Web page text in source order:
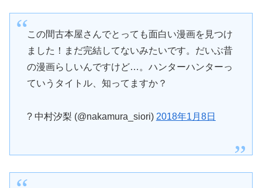
この間古本屋さんでとっても面白い漫画を見つけ
ました！まだ完結してないみたいです。だいぶ昔
の漫画らしいんですけど…。ハンターハンターっ
ていうタイトル、知ってますか？
? 中村汐梨 (@nakamura_siori) 2018年1月8日